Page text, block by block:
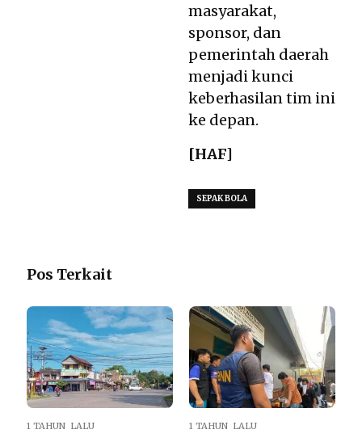
masyarakat,
sponsor, dan
pemerintah daerah
menjadi kunci
keberhasilan tim ini
ke depan.
[HAF]
SEPAK BOLA
Pos Terkait
1 TAHUN LALU 1 TAHUN LALU